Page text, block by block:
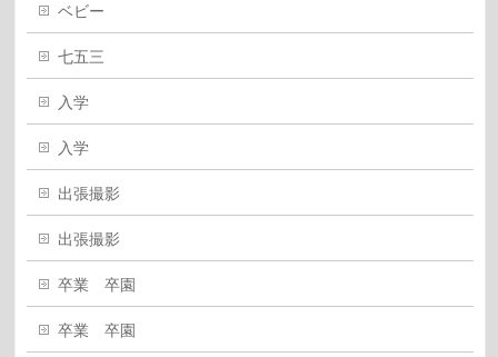
ベビー
七五三
入学
入学
出張撮影
出張撮影
卒業 卒園
卒業 卒園